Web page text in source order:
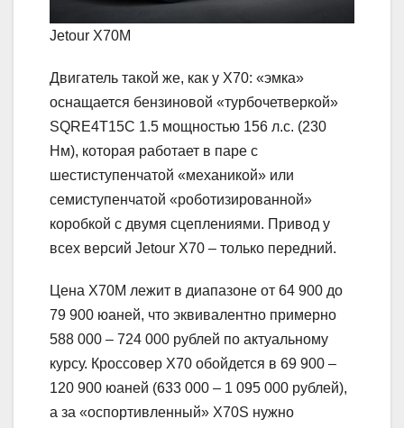
Jetour X70M
Двигатель такой же, как у X70: «эмка»
оснащается бензиновой «турбочетверкой»
SQRE4T15C 1.5 мощностью 156 л.с. (230
Нм), которая работает в паре с
шестиступенчатой «механикой» или
семиступенчатой «роботизированной»
коробкой с двумя сцеплениями. Привод у
всех версий Jetour X70 – только передний.
Цена X70M лежит в диапазоне от 64 900 до
79 900 юаней, что эквивалентно примерно
588 000 – 724 000 рублей по актуальному
курсу. Кроссовер X70 обойдется в 69 900 –
120 900 юаней (633 000 – 1 095 000 рублей),
а за «оспортивленный» X70S нужно